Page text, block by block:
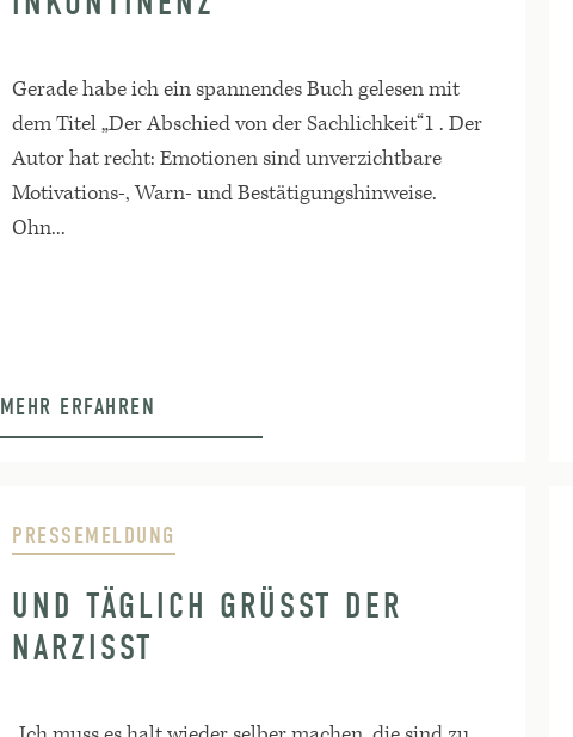
Gerade habe ich ein spannendes Buch gelesen mit
dem Titel „Der Abschied von der Sachlichkeit“1 . Der
Autor hat recht: Emotionen sind unverzichtbare
Motivations-, Warn- und Bestätigungshinweise.
Ohn...
MEHR ERFAHREN
PRESSEMELDUNG
UND TÄGLICH GRÜSST DER N
ARZISST